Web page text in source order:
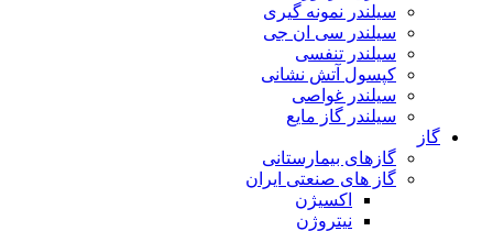
سیلندر نمونه گیری
سیلندر سی ان جی
سیلندر تنفسی
کپسول آتش نشانی
سیلندر غواصی
سیلندر گاز مایع
گاز
گازهای بیمارستانی
گاز های صنعتی ایران
اکسیژن
نیتروژن